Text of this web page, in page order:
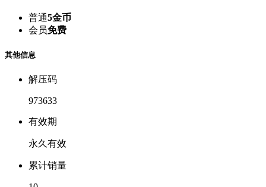
普通5金币
会员免费
其他信息
解压码
973633
有效期
永久有效
累计销量